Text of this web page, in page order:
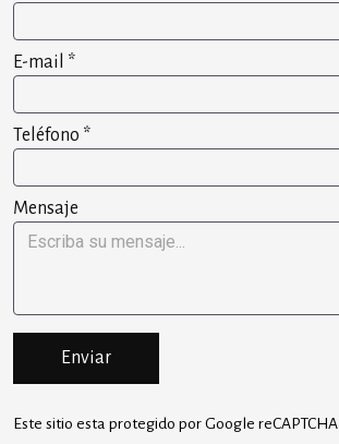
E-mail *
Teléfono *
Mensaje
Enviar
Este sitio esta protegido por Google reCAPTCHA